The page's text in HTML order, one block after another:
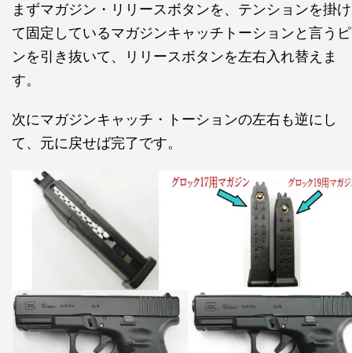
まずマガジン・リリースボタンを、テンションを掛け
て固定しているマガジンキャッチトーションと言うピ
ンを引き抜いて、リリースボタンを左右入れ替えま
す。
次にマガジンキャッチ・トーションの左右も逆にし
て、元に戻せば完了です。